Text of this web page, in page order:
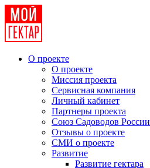
О проекте
О проекте
Миссия проекта
Сервисная компания
Личный кабинет
Партнеры проекта
Союз Садоводов России
Отзывы о проекте
СМИ о проекте
Развитие
Развитие гектара